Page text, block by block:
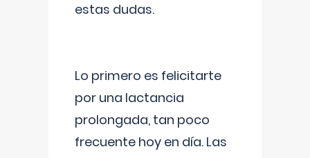
estas dudas.
Lo primero es felicitarte
por una lactancia
prolongada, tan poco
frecuente hoy en día. Las